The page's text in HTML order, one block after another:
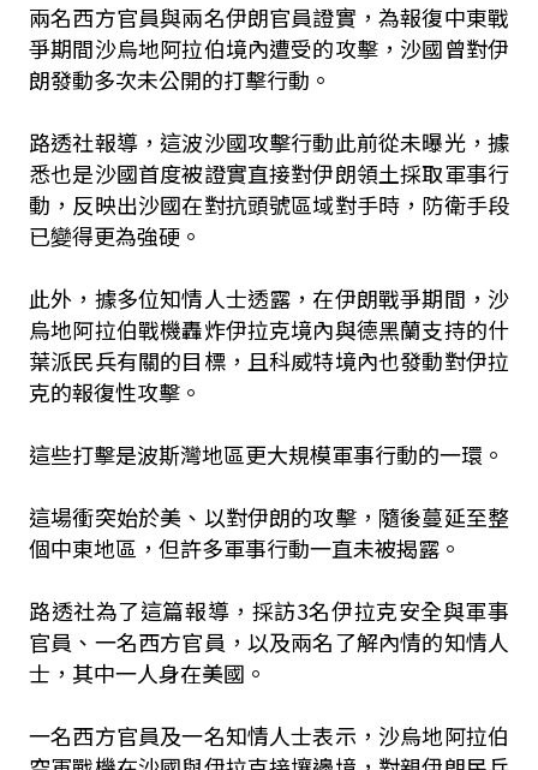
兩名西方官員與兩名伊朗官員證實，為報復中東戰
爭期間沙烏地阿拉伯境內遭受的攻擊，沙國曾對伊
朗發動多次未公開的打擊行動。
路透社報導，這波沙國攻擊行動此前從未曝光，據
悉也是沙國首度被證實直接對伊朗領土採取軍事行
動，反映出沙國在對抗頭號區域對手時，防衛手段
已變得更為強硬。
此外，據多位知情人士透露，在伊朗戰爭期間，沙
烏地阿拉伯戰機轟炸伊拉克境內與德黑蘭支持的什
葉派民兵有關的目標，且科威特境內也發動對伊拉
克的報復性攻擊。
這些打擊是波斯灣地區更大規模軍事行動的一環。
這場衝突始於美、以對伊朗的攻擊，隨後蔓延至整
個中東地區，但許多軍事行動一直未被揭露。
路透社為了這篇報導，採訪3名伊拉克安全與軍事
官員、一名西方官員，以及兩名了解內情的知情人
士，其中一人身在美國。
一名西方官員及一名知情人士表示，沙烏地阿拉伯